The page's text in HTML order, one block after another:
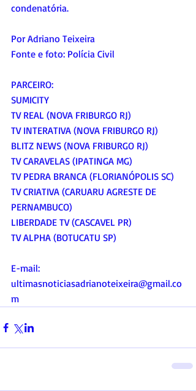
condenatória.
Por Adriano Teixeira
Fonte e foto: Polícia Civil
PARCEIRO:
SUMICITY
TV REAL (NOVA FRIBURGO RJ)
TV INTERATIVA (NOVA FRIBURGO RJ)
BLITZ NEWS (NOVA FRIBURGO RJ)
TV CARAVELAS (IPATINGA MG)
TV PEDRA BRANCA (FLORIANÓPOLIS SC)
TV CRIATIVA (CARUARU AGRESTE DE
PERNAMBUCO)
LIBERDADE TV (CASCAVEL PR)
TV ALPHA (BOTUCATU SP)
E-mail:
ultimasnoticiasadrianoteixeira@gmail.co
m